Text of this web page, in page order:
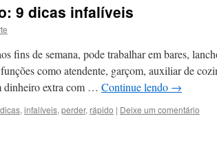
9 dicas infalíveis
fins de semana, pode trabalhar em bares,
como atendente, garçom, auxiliar de
dinheiro extra com … Continue lendo →
dicas, infalíveis, perder, rápido | Deixe um comentário